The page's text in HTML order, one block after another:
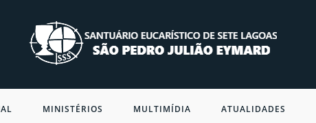
MINISTÉRIOS MULTIMÍDIA ATUALIDADES